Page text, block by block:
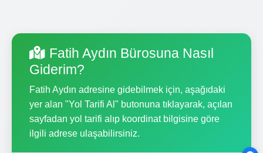
Fatih Aydın Bürosuna Nasıl
Giderim?
Fatih Aydın adresine gidebilmek için, aşağıdaki
yer alan "Yol Tarifi Al" butonuna tıklayarak, açılan
sayfadan yol tarifi alıp koordinat bilgisine göre
ilgili adrese ulaşabilirsiniz.